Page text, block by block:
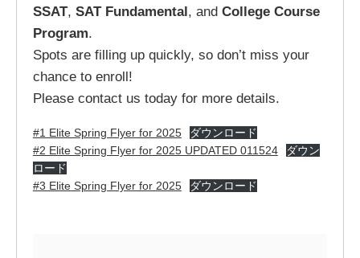
SSAT, SAT Fundamental, and College Course
Program.
Spots are filling up quickly, so don’t miss your
chance to enroll!
Please contact us today for more details.
#1 Elite Spring Flyer for 2025
ダウンロード
#2 Elite Spring Flyer for 2025 UPDATED 011524
ダウン
ロード
#3 Elite Spring Flyer for 2025
ダウンロード